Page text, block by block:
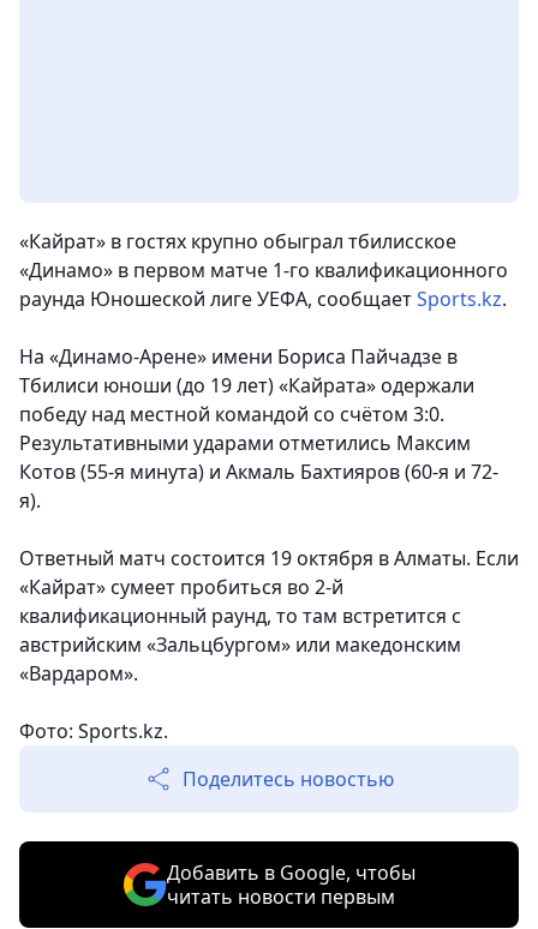
«Кайрат» в гостях крупно обыграл тбилисское
«Динамо» в первом матче 1-го квалификационного
раунда Юношеской лиге УЕФА, сообщаетSports.kz.
На «Динамо-Арене» имени Бориса Пайчадзе в
Тбилиси юноши (до 19 лет) «Кайрата» одержали
победу над местной командой со счётом 3:0.
Результативными ударами отметились Максим
Котов (55-я минута) и Акмаль Бахтияров (60-я и 72-
я).
Ответный матч состоится 19 октября в Алматы. Если
«Кайрат» сумеет пробиться во 2-й
квалификационный раунд, то там встретится с
австрийским «Зальцбургом» или македонским
«Вардаром».
Фото: Sports.kz.
Поделитесь новостью
Добавить в Google, чтобы
читать новости первым